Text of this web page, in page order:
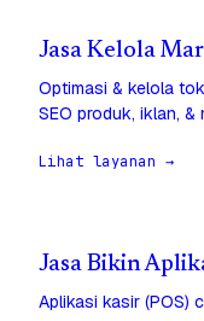
Jasa Kelola
Optimasi & kelola
SEO produk, iklan, &
Lihat layanan →
Jasa Bikin
Aplikasi kasir (POS)